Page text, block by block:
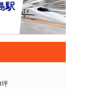
駅
坪